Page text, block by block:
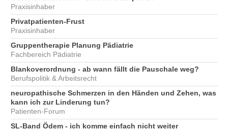
Praxisinhaber
Privatpatienten-Frust
Praxisinhaber
Gruppentherapie Planung Pädiatrie
Fachbereich Pädiatrie
Blankoverordnung - ab wann fällt die Pauschale weg?
Berufspolitik & Arbeitsrecht
neuropathische Schmerzen in den Händen und Zehen, was
kann ich zur Linderung tun?
Patienten-Forum
SL-Band Ödem - ich komme einfach nicht weiter